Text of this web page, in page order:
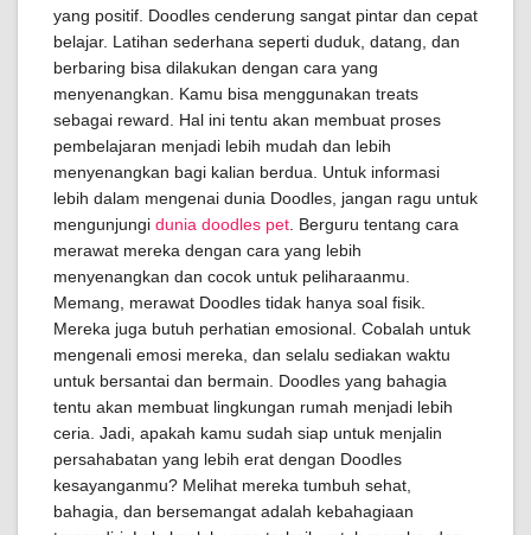
yang positif. Doodles cenderung sangat pintar dan cepat
belajar. Latihan sederhana seperti duduk, datang, dan
berbaring bisa dilakukan dengan cara yang
menyenangkan. Kamu bisa menggunakan treats
sebagai reward. Hal ini tentu akan membuat proses
pembelajaran menjadi lebih mudah dan lebih
menyenangkan bagi kalian berdua. Untuk informasi
lebih dalam mengenai dunia Doodles, jangan ragu untuk
mengunjungi dunia doodles pet . Berguru tentang cara
merawat mereka dengan cara yang lebih
menyenangkan dan cocok untuk peliharaanmu.
Memang, merawat Doodles tidak hanya soal fisik.
Mereka juga butuh perhatian emosional. Cobalah untuk
mengenali emosi mereka, dan selalu sediakan waktu
untuk bersantai dan bermain. Doodles yang bahagia
tentu akan membuat lingkungan rumah menjadi lebih
ceria. Jadi, apakah kamu sudah siap untuk menjalin
persahabatan yang lebih erat dengan Doodles
kesayanganmu? Melihat mereka tumbuh sehat,
bahagia, dan bersemangat adalah kebahagiaan